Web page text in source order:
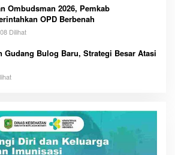
Ombudsman 2026, Pemkab
OPD Berbenah
Dilihat
Gudang Bulog Baru, Strategi Besar Atasi